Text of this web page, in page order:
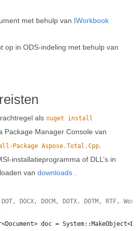
met behulp van IWorkbook
op in ODS-indeling met behulp van
als nuget install
Package Manager Console van
Package Aspose.Total.Cpp
installatieprogramma of DLL’s in
van downloads
DOCX, DOCM, DOTX, DOTM, RTF,
doc =